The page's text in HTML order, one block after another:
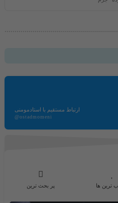
ارتباط مستقیم با استادمومنی
@ostadmomeni
ترین ها پر بحث ترین